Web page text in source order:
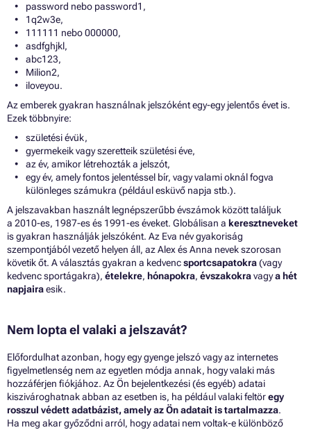
password nebo password1,
1q2w3e,
111111 nebo 000000,
asdfghjkl,
abc123,
Milion2,
iloveyou.
Az emberek gyakran használnak jelszóként egy-egy jelentős évet is.
Ezek többnyire:
születési évük,
gyermekeik vagy szeretteik születési éve,
az év, amikor létrehozták a jelszót,
egy év, amely fontos jelentéssel bír, vagy valami oknál fogva
különleges számukra (például esküvő napja stb.).
A jelszavakban használt legnépszerűbb évszámok között találjuk
a 2010-es, 1987-es és 1991-es éveket. Globálisan a keresztneveket
is gyakran használják jelszóként. Az Eva név gyakoriság
szempontjából vezető helyen áll, az Alex és Anna nevek szorosan
követik őt. A választás gyakran a kedvencsportcsapatokra(vagy
kedvenc sportágakra), ételekre, hónapokra, évszakokravagya hét
napjairaesik.
Nem lopta el valaki a jelszavát?
Előfordulhat azonban, hogy egy gyenge jelszó vagy az internetes
figyelmetlenség nem az egyetlen módja annak, hogy valaki más
hozzáférjen fiókjához. Az Ön bejelentkezési (és egyéb) adatai
kiszivároghatnak abban az esetben is, ha például valaki feltöregy
rosszul védett adatbázist, amely az Ön adatait is tartalmazza.
Ha meg akar győződni arról, hogy adatai nem voltak-e különböző